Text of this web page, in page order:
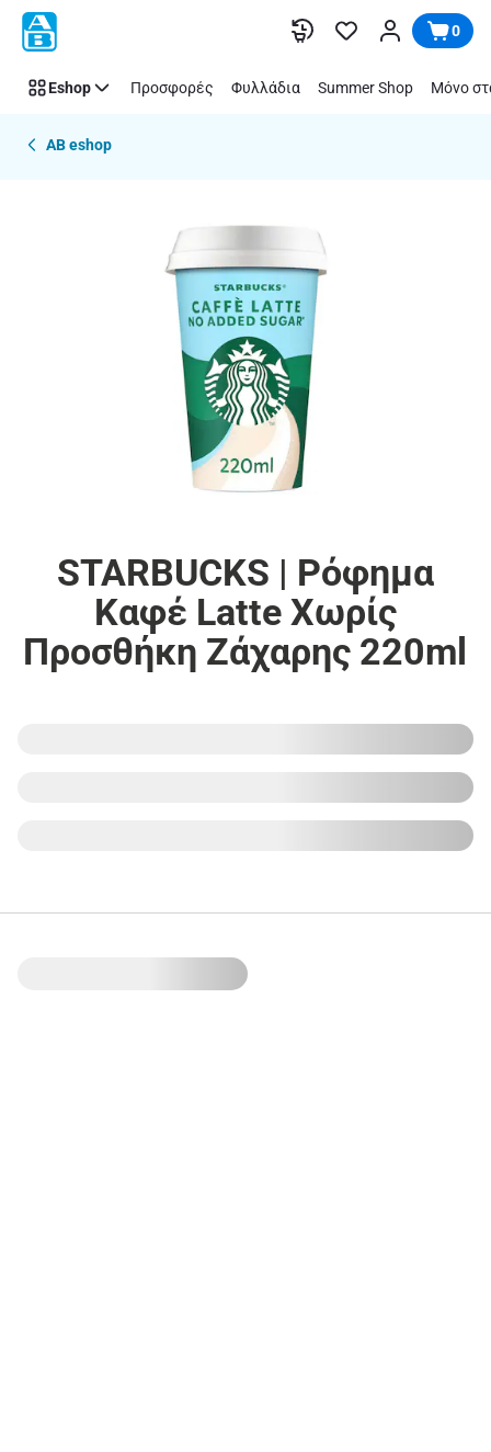
Παράλειψη 0
Eshop Προσφορές Φυλλάδια Summer Shop Μόνο
AB eshop
STARBUCKS | Ρόφημα
Καφέ Latte Χωρίς
Προσθήκη Ζάχαρης 220ml